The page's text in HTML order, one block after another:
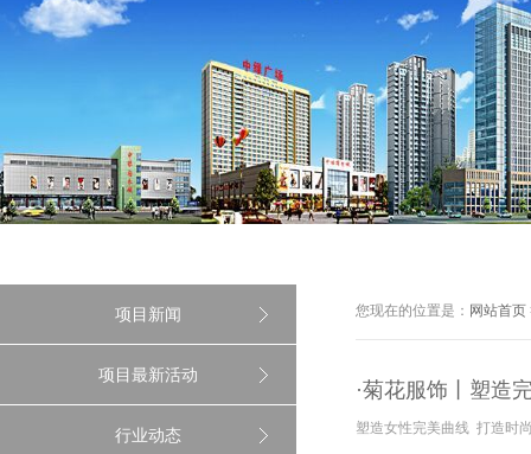
项目新闻
项目最新活动
行业动态
您现在的位置是： 网站首页
·菊花服饰丨塑造
塑造女性完美曲线 打造时